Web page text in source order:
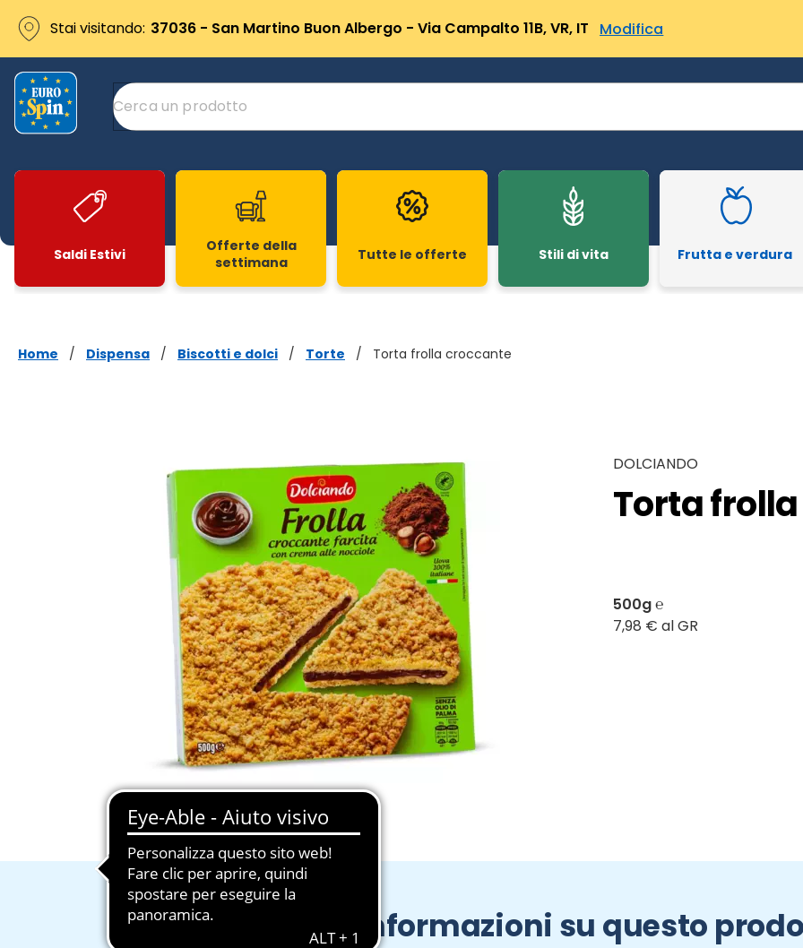
Stai visitando: 37036 - San Martino Buon Albergo - Via Campalto 11B, VR, IT Modifica
Saldi Estivi
Offerte della
settimana
Tutte le offerte Stili di vita Frutta e verdura
Home / Dispensa / Biscotti e dolci / Torte / Torta frolla croccante
DOLCIANDO
Torta
500g ℮
7,98 € al GR
Informazioni su questo